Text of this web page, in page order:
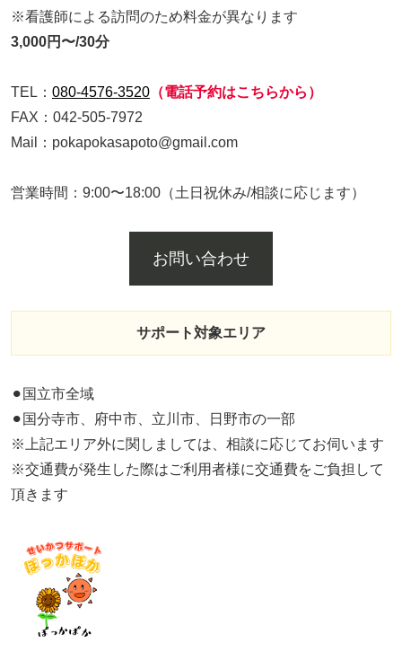
※看護師による訪問のため料金が異なります
3,000円〜/30分
TEL： 080-4576-3520 （電話予約はこちらから）
FAX：042-505-7972
Mail：pokapokasapoto@gmail.com
営業時間：9:00〜18:00（土日祝休み/相談に応じます）
お問い合わせ
サポート対象エリア
⚫︎国立市全域
⚫︎国分寺市、府中市、立川市、日野市の一部
※上記エリア外に関しましては、相談に応じてお伺います
※交通費が発生した際はご利用者様に交通費をご負担して
頂きます